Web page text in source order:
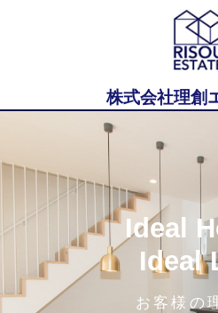
株式会社理創
Ideal
Ideal
お客様の